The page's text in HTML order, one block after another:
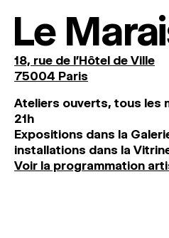
Le
18, rue de l'Hôtel de Ville
75004 Paris
Ateliers ouverts, tous les
21h
Expositions dans la
installations dans la
Voir la programmation